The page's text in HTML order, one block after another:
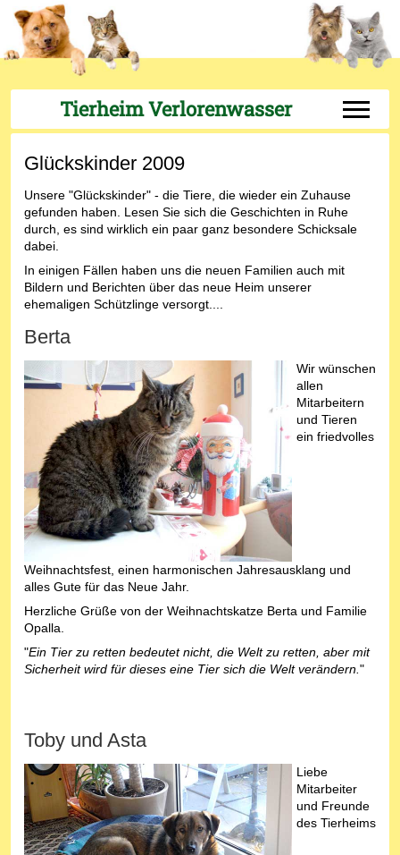
Tierheim Verlorenwasser Off-
Glückskinder 2009
Unsere "Glückskinder" - die Tiere, die wieder ein Zuhause
gefunden haben. Lesen Sie sich die Geschichten in Ruhe
durch, es sind wirklich ein paar ganz besondere Schicksale
dabei.
In einigen Fällen haben uns die neuen Familien auch mit
Bildern und Berichten über das neue Heim unserer
ehemaligen Schützlinge versorgt....
Berta
Wir wünschen
allen
Mitarbeitern
und Tieren
ein friedvolles
Weihnachtsfest, einen harmonischen Jahresausklang und
alles Gute für das Neue Jahr.
Herzliche Grüße von der Weihnachtskatze Berta und Familie
Opalla.
"Ein Tier zu retten bedeutet nicht, die Welt zu retten, aber mit
Sicherheit wird für dieses eine Tier sich die Welt verändern. "
Toby und Asta
Liebe
Mitarbeiter
und Freunde
des Tierheims